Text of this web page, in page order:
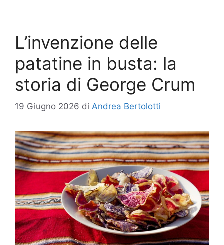
L’invenzione delle
patatine in busta: la
storia di George Crum
19 Giugno 2026 di Andrea Bertolotti